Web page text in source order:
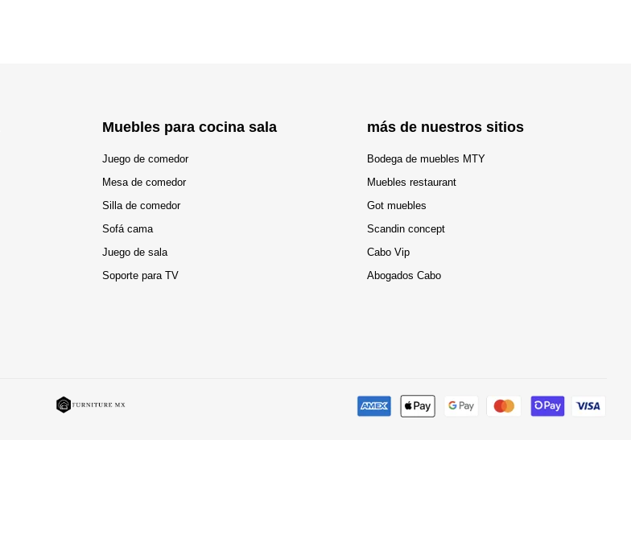
Muebles para cocina sala
Juego de comedor
Mesa de comedor
Silla de comedor
Sofá cama
Juego de sala
Soporte para TV
más de nuestros sitios
Bodega de muebles MTY
Muebles restaurant
Got muebles
Scandin concept
Cabo Vip
Abogados Cabo